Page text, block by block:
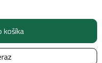
košíka